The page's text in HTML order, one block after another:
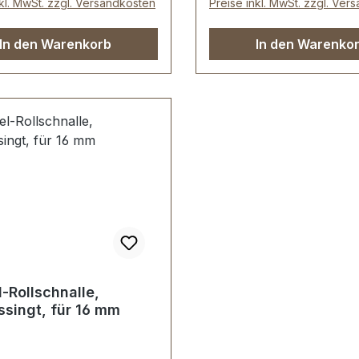
3,0 mm.
1 Stück Doppel-
MwSt. zzgl. Versandkosten
In den Warenkorb
Drahtstärke: 3,7 mm.
Lieferumfang: 1 Stück
Rollschnalle
Preise inkl. MwSt. zzgl.
In den
Rollschnalle,
für 16 mm